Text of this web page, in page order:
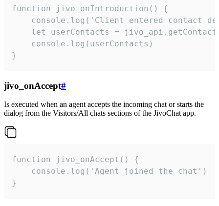
function jivo_onIntroduction() {
console.log('Client entered contact
let userContacts =
    console.log(userContacts)
}
jivo_onAccept#
Is executed when an agent accepts the incoming chat or starts the
dialog from the Visitors/All chats sections of the JivoChat app.
function jivo_onAccept() {
}